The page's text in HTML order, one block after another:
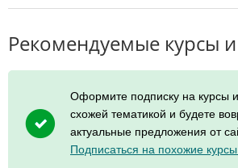
Рекомендуемые курсы
Оформите подписку на курсы
схожей тематикой и будете
актуальные предложения от
Подписаться на похожие